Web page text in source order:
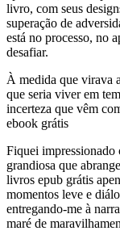
livro, com seus
superação de
está no processo, no
desafiar.
À medida que virava
que seria viver em
incerteza que vêm
ebook grátis
Fiquei impressionado
grandiosa que
livros epub grátis
momentos leve e
entregando-me à
maré de